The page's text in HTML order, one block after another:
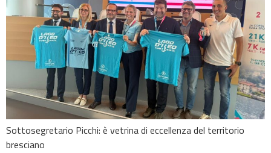
Sottosegretario Picchi: è vetrina di eccellenza del territorio
bresciano